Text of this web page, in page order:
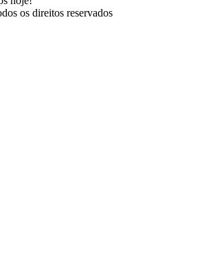
os direitos reservados